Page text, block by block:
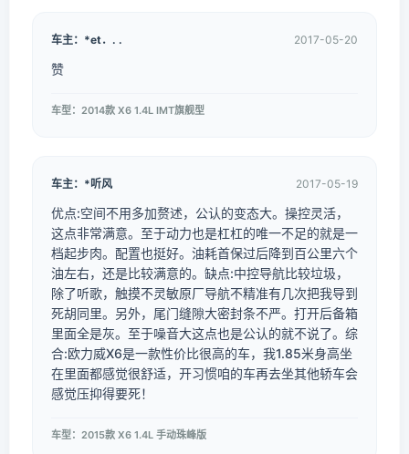
车主：*et．. . 2017-05-20
赞
车型：2014款 X6 1.4L IMT旗舰型
车主：*听风 2017-05-19
优点:空间不用多加赘述，公认的变态大。操控灵活，
这点非常满意。至于动力也是杠杠的唯一不足的就是一
档起步肉。配置也挺好。油耗首保过后降到百公里六个
油左右，还是比较满意的。缺点:中控导航比较垃圾，
除了听歌，触摸不灵敏原厂导航不精准有几次把我导到
死胡同里。另外，尾门缝隙大密封条不严。打开后备箱
里面全是灰。至于噪音大这点也是公认的就不说了。综
合:欧力威X6是一款性价比很高的车，我1.85米身高坐
在里面都感觉很舒适，开习惯咱的车再去坐其他轿车会
感觉压抑得要死！
车型：2015款 X6 1.4L 手动珠峰版